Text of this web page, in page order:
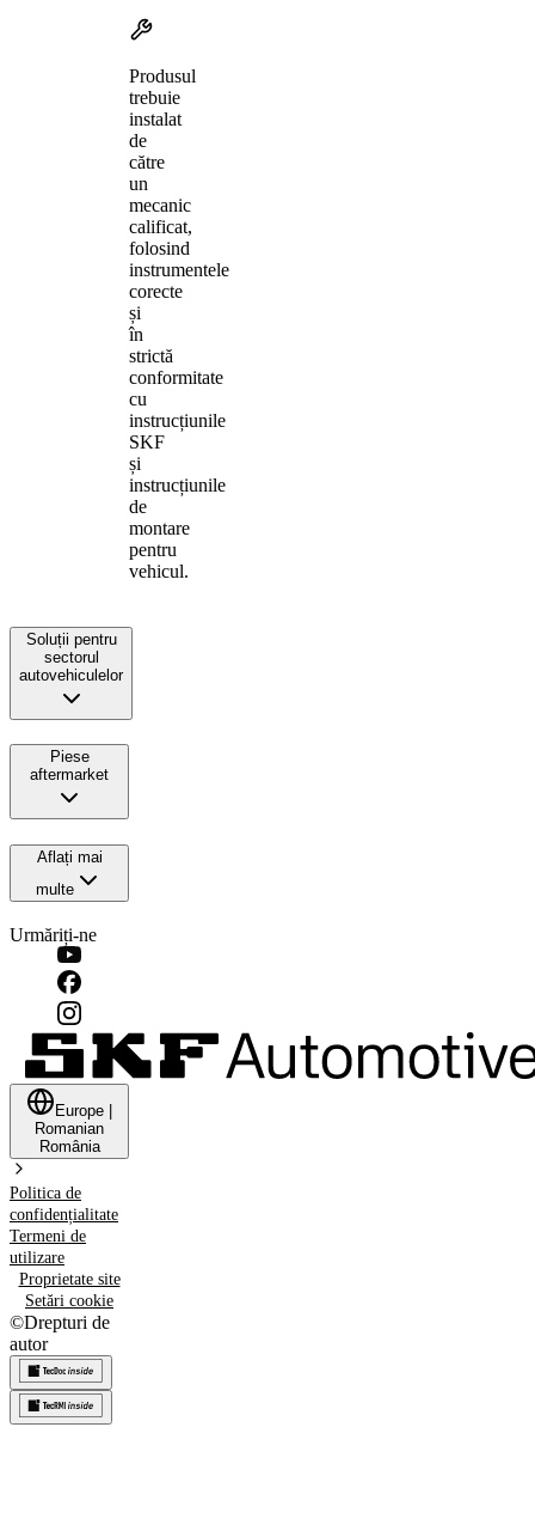
Produsul
trebuie
instalat
de
către
un
mecanic
calificat,
folosind
instrumentele
corecte
și
în
strictă
conformitate
cu
instrucțiunile
SKF
și
instrucțiunile
de
montare
pentru
vehicul.
Soluții pentru
sectorul
autovehiculelor
Piese
aftermarket
Aflați mai
multe
Urmăriți-ne
Europe
Romanian
România
Politica de
confidențialitate
Termeni de
utilizare
Proprietate site
Setări cookie
©Drepturi de
autor